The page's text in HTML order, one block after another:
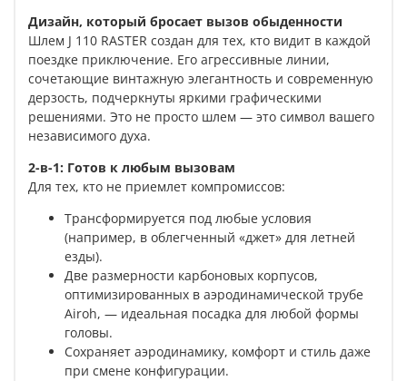
Дизайн, который бросает вызов обыденности
Шлем J 110 RASTER создан для тех, кто видит в каждой
поездке приключение. Его агрессивные линии,
сочетающие винтажную элегантность и современную
дерзость, подчеркнуты яркими графическими
решениями. Это не просто шлем — это символ вашего
независимого духа.
2-в-1: Готов к любым вызовам
Для тех, кто не приемлет компромиссов:
Трансформируется под любые условия
(например, в облегченный «джет» для летней
езды).
Две размерности карбоновых корпусов,
оптимизированных в аэродинамической трубе
Airoh, — идеальная посадка для любой формы
головы.
Сохраняет аэродинамику, комфорт и стиль даже
при смене конфигурации.